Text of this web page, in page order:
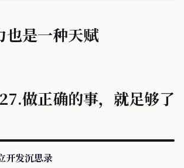
是一种天赋
做正确的事，就足够了
开发沉思录